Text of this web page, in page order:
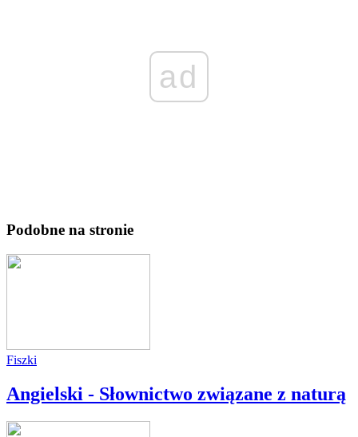
ad
Podobne na stronie
Fiszki
Angielski - Słownictwo związane z naturą